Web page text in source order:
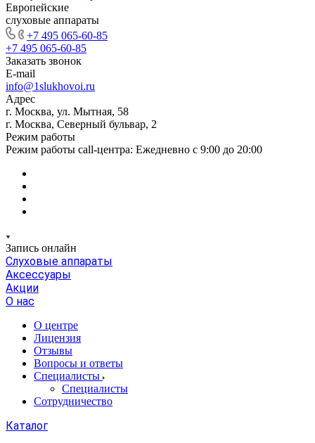
Европейские
слуховые аппараты
+7 495 065-60-85
+7 495 065-60-85
Заказать звонок
E-mail
info@1slukhovoi.ru
Адрес
г. Москва, ул. Мытная, 58
г. Москва, Северный бульвар, 2
Режим работы
Режим работы call-центра: Ежедневно с 9:00 до 20:00
Запись онлайн
Слуховые аппараты
Аксессуары
Акции
О нас
О центре
Лицензия
Отзывы
Вопросы и ответы
Специалисты
Специалисты
Сотрудничество
Каталог